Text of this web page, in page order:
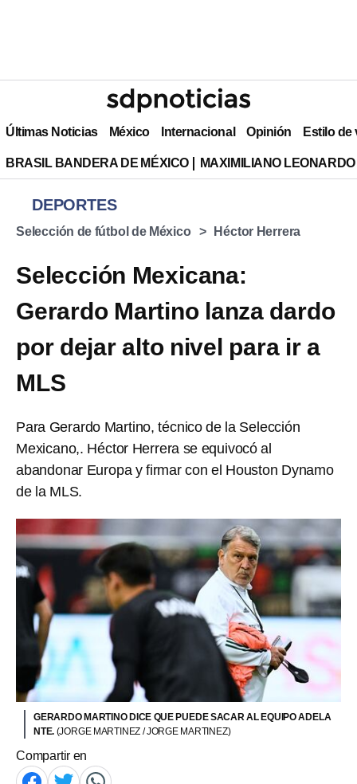
Últimas Noticias México Internacional Opinión Estilo de
BRASIL BANDERA DE MÉXICO MAXIMILIANO
DEPORTES
Selección de fútbol de México Héctor Herrera
Selección Mexicana:
Gerardo Martino lanza dardo
por dejar alto nivel para ir a
MLS
Para Gerardo Martino, técnico de la Selección
Mexicano,. Héctor Herrera se equivocó al
abandonar Europa y firmar con el Houston Dynamo
de la MLS.
GERARDO MARTINO DICE QUE PUEDE SACAR AL EQUIPO ADELA
NTE. (JORGE MARTINEZ / JORGE MARTINEZ)
Compartir en